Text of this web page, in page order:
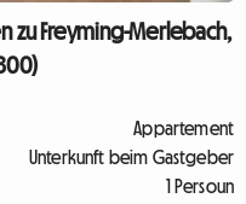
zu Freyming-Merlebach,
Appartement
Unterkunft beim Gastgeber
1 Persoun